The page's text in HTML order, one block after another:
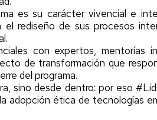
es su carácter vivencial e
rediseño de sus procesos
con expertos, mentorías
de transformación que
del programa.
sino desde dentro: por eso
adopción ética de tecnologías